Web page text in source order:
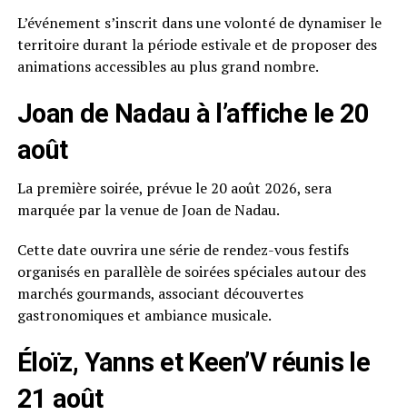
L’événement s’inscrit dans une volonté de dynamiser le
territoire durant la période estivale et de proposer des
animations accessibles au plus grand nombre.
Joan de Nadau à l’affiche le 20
août
La première soirée, prévue le 20 août 2026, sera
marquée par la venue de Joan de Nadau.
Cette date ouvrira une série de rendez-vous festifs
organisés en parallèle de soirées spéciales autour des
marchés gourmands, associant découvertes
gastronomiques et ambiance musicale.
Éloïz, Yanns et Keen’V réunis le
21 août